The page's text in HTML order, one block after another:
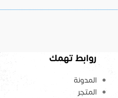
روابط تهمك
المدونة
المتجر